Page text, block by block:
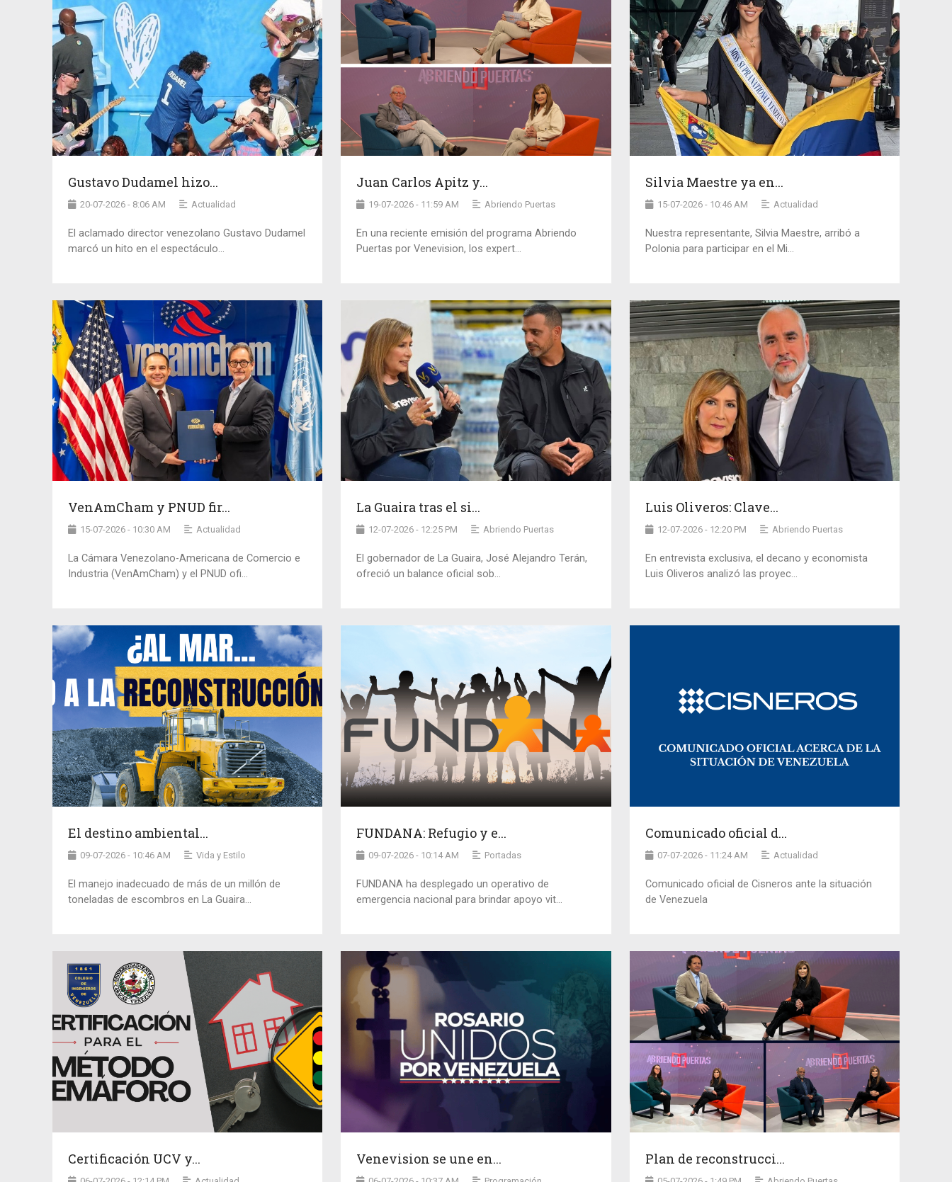
Gustavo Dudamel hizo...
20-07-2026 - 8:06 AM Actualidad
El aclamado director venezolano Gustavo Dudamel
marcó un hito en el espectáculo...
Juan Carlos Apitz y...
19-07-2026 - 11:59 AM Abriendo Puertas
En una reciente emisión del programa Abriendo
Puertas por Venevision, los expert...
Silvia Maestre ya en...
15-07-2026 - 10:46 AM Actualidad
Nuestra representante, Silvia Maestre, arribó a
Polonia para participar en el Mi...
VenAmCham y PNUD fir...
15-07-2026 - 10:30 AM Actualidad
La Cámara Venezolano-Americana de Comercio e
Industria (VenAmCham) y el PNUD ofi...
La Guaira tras el si...
12-07-2026 - 12:25 PM Abriendo Puertas
El gobernador de La Guaira, José Alejandro Terán,
ofreció un balance oficial sob...
Luis Oliveros: Clave...
12-07-2026 - 12:20 PM Abriendo Puertas
En entrevista exclusiva, el decano y economista
Luis Oliveros analizó las proyec...
El destino ambiental...
09-07-2026 - 10:46 AM Vida y Estilo
El manejo inadecuado de más de un millón de
toneladas de escombros en La Guaira...
FUNDANA: Refugio y e...
09-07-2026 - 10:14 AM Portadas
FUNDANA ha desplegado un operativo de
emergencia nacional para brindar apoyo vit...
Comunicado oficial d...
07-07-2026 - 11:24 AM Actualidad
Comunicado oficial de Cisneros ante la situación
de Venezuela
Certificación UCV y... Venevision se une en... Plan de reconstrucci...